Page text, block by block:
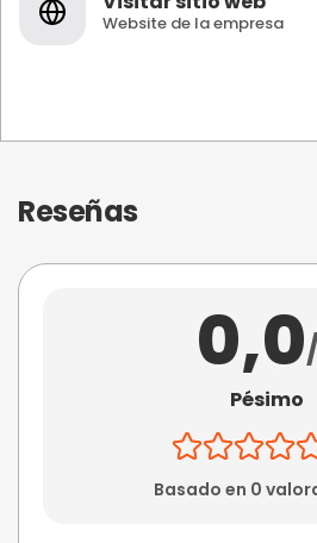
Website de la empresa
Reseñas
0,0
Pésimo
Basado en 0